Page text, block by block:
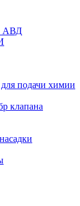
АВД
подачи химии
клапана